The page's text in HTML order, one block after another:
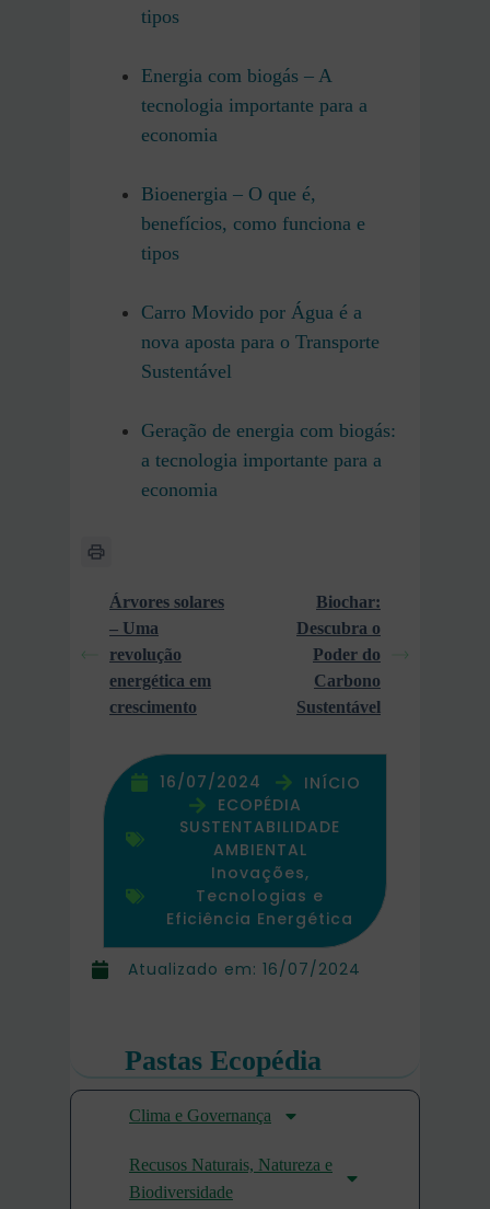
Atualizado em: 16/07/2024
tipos
Energia com biogás – A
tecnologia importante para a
economia
Bioenergia – O que é,
benefícios, como funciona e
tipos
Carro Movido por Água é a
nova aposta para o Transporte
Sustentável
Geração de energia com biogás:
a tecnologia importante para a
economia
Árvores solares
– Uma
revolução
energética em
crescimento
Biochar:
Descubra o
Poder do
Carbono
Sustentável
16/07/2024
INÍCIO
ECOPÉDIA
SUSTENTABILIDADE
AMBIENTAL
Inovações,
Tecnologias e
Eficiência Energética
Pastas Ecopédia
Clima e Governança
Recusos Naturais, Natureza e
Biodiversidade